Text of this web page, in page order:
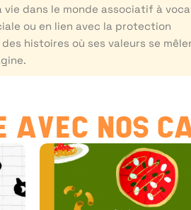
vie dans le monde associatif à
ou en lien avec la protection
histoires où ses valeurs se
AVEC NOS